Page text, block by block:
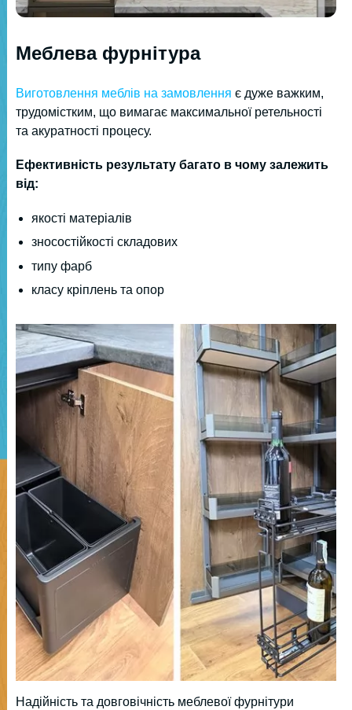
Меблева фурнітура
Виготовлення меблів на замовлення є дуже важким,
трудомістким, що вимагає максимальної ретельності
та акуратності процесу.
Ефективність результату багато в чому залежить
від:
якості матеріалів
зносостійкості складових
типу фарб
класу кріплень та опор
Надійність та довговічність меблевої фурнітури